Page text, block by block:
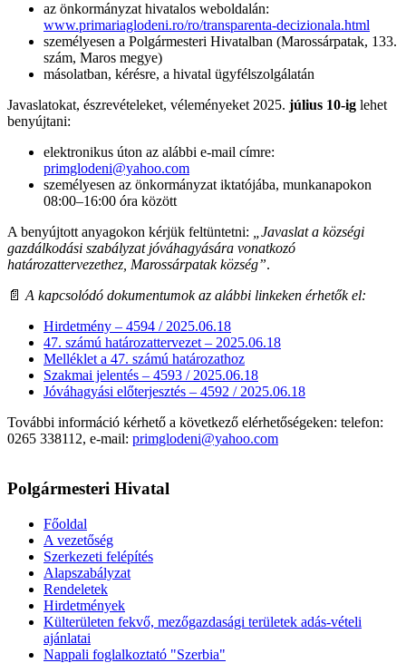
az önkormányzat hivatalos weboldalán:
www.primariaglodeni.ro/ro/transparenta-decizionala.html
személyesen a Polgármesteri Hivatalban (Marossárpatak, 133.
szám, Maros megye)
másolatban, kérésre, a hivatal ügyfélszolgálatán
Javaslatokat, észrevételeket, véleményeket 2025. július 10-ig lehet
benyújtani:
elektronikus úton az alábbi e-mail címre:
primglodeni@yahoo.com
személyesen az önkormányzat iktatójába, munkanapokon
08:00–16:00 óra között
A benyújtott anyagokon kérjük feltüntetni: „Javaslat a községi
gazdálkodási szabályzat jóváhagyására vonatkozó
határozattervezethez, Marossárpatak község”.
📄A kapcsolódó dokumentumok az alábbi linkeken érhetők el:
Hirdetmény – 4594 / 2025.06.18
47. számú határozattervezet – 2025.06.18
Melléklet a 47. számú határozathoz
Szakmai jelentés – 4593 / 2025.06.18
Jóváhagyási előterjesztés – 4592 / 2025.06.18
További információ kérhető a következő elérhetőségeken: telefon:
0265 338112, e-mail: primglodeni@yahoo.com
Polgármesteri Hivatal
Főoldal
A vezetőség
Szerkezeti felépítés
Alapszabályzat
Rendeletek
Hirdetmények
Külterületen fekvő, mezőgazdasági területek adás-vételi
ajánlatai
Nappali foglalkoztató "Szerbia"